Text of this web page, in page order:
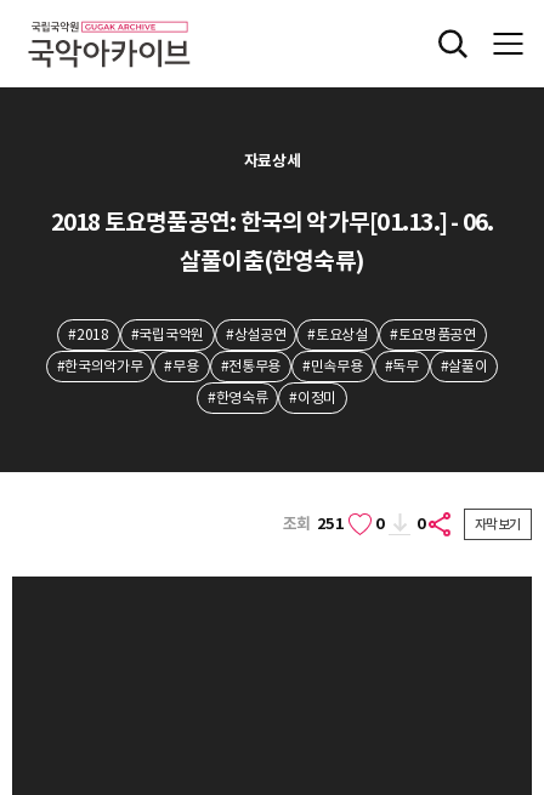
자료상세
2018 토요명품공연: 한국의 악가무[01.13.] - 06.
살풀이춤(한영숙류)
#2018 #국립국악원 #상설공연 #토요상설
#토요명품공연
#한국의악가무
#무용 #전통무용 #민속무용 #독무
#살풀이
#한영숙류
#이정미
조회 251 0 0 자막보기